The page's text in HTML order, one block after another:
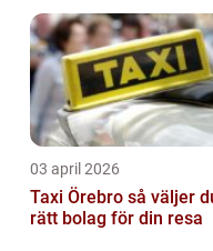
03 april 2026
Taxi Örebro så väljer du
rätt bolag för din resa